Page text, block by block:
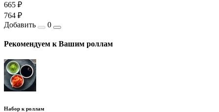
665 ₽
764 ₽
Добавить
0
Рекомендуем к Вашим роллам
Набор к роллам